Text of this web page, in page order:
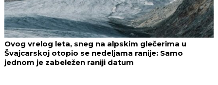
Ovog vrelog leta, sneg na alpskim glečerima u
Švajcarskoj otopio se nedeljama ranije: Samo
jednom je zabeležen raniji datum